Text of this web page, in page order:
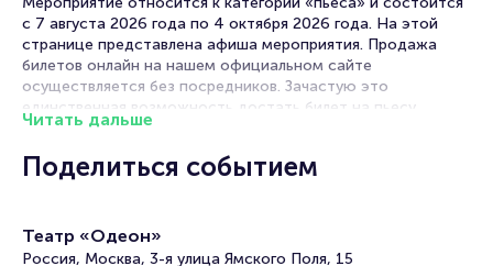
с 7 августа 2026 года по 4 октября 2026 года. На этой
странице представлена афиша мероприятия. Продажа
билетов онлайн на нашем официальном сайте
осуществляется без посредников. Зачастую это
единственная возможность достать билет на пьесу.
Гастрономический мюзикл»
продажи билетов на мероприятия разного формата.
Среднее время на покупку билета здесь начиная с выбора
Читать дальше
Поделиться событием
Театр «Одеон»
Россия, Москва, 3-я улица Ямского Поля, 15